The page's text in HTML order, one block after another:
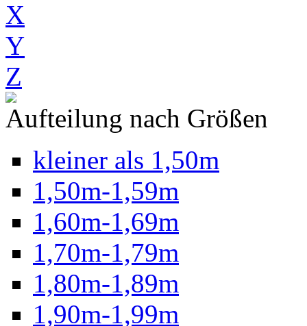
X
Y
Z
Aufteilung nach Größen
kleiner als 1,50m
1,50m-1,59m
1,60m-1,69m
1,70m-1,79m
1,80m-1,89m
1,90m-1,99m